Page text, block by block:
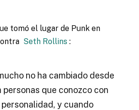
tomó el lugar de Punk en
Seth Rollins :
no ha cambiado desde
personas que conozco con
y cuando